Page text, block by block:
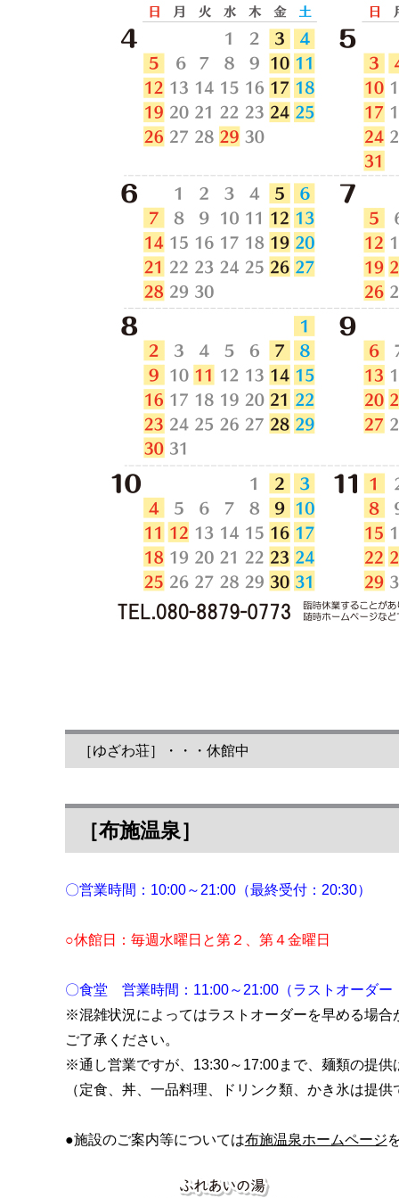
［ゆざわ荘］・・・休館中
［布施温泉］
〇営業時間：10:00～21:00（最終受付：20:30）
○休館日：毎週水曜日と第２、第４金曜日
〇食堂 営業時間：11:00～21:00（ラストオーダー
※混雑状況によってはラストオーダーを早める場合
ご了承ください。
※通し営業ですが、13:30～17:00まで、麺類の提供
（定食、丼、一品料理、ドリンク類、かき氷は提供
●施設のご案内等については布施温泉ホームページ